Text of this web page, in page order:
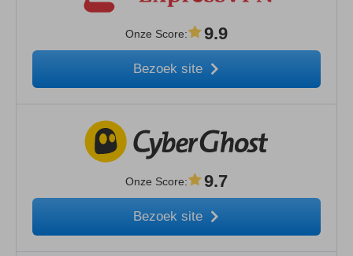
Onze Score: 9.9
Bezoek site
Onze Score: 9.7
Bezoek site